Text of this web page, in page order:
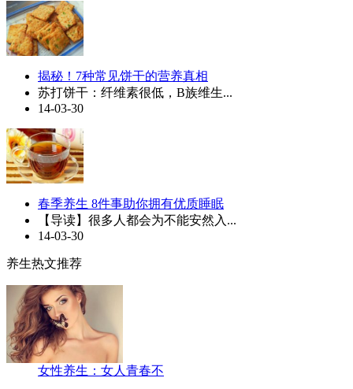
揭秘！7种常见饼干的营养真相
苏打饼干：纤维素很低，B族维生...
14-03-30
春季养生 8件事助你拥有优质睡眠
【导读】很多人都会为不能安然入...
14-03-30
养生热文推荐
女性养生：女人青春不